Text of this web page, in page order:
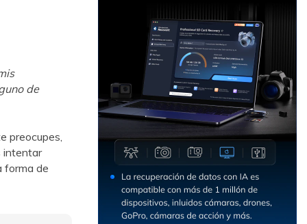
Recuperar
Disco Dañado
Recuperar
datos en
RAID
Nuevo
Recuperar
Disco RAW
de
preocupes,
intentar
forma de